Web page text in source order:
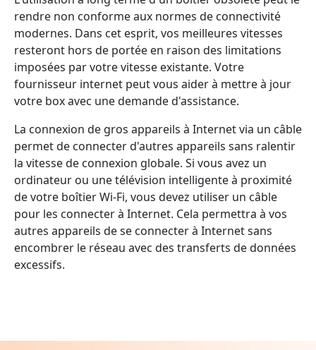
rendre non conforme aux normes de connectivité
modernes. Dans cet esprit, vos meilleures vitesses
resteront hors de portée en raison des limitations
imposées par votre vitesse existante. Votre
fournisseur internet peut vous aider à mettre à jour
votre box avec une demande d'assistance.
La connexion de gros appareils à Internet via un câble
permet de connecter d'autres appareils sans ralentir
la vitesse de connexion globale. Si vous avez un
ordinateur ou une télévision intelligente à proximité
de votre boîtier Wi-Fi, vous devez utiliser un câble
pour les connecter à Internet. Cela permettra à vos
autres appareils de se connecter à Internet sans
encombrer le réseau avec des transferts de données
excessifs.